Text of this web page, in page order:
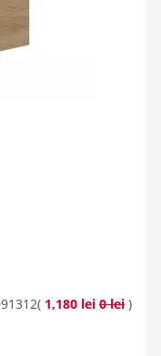
( 1,180 lei 0 lei )